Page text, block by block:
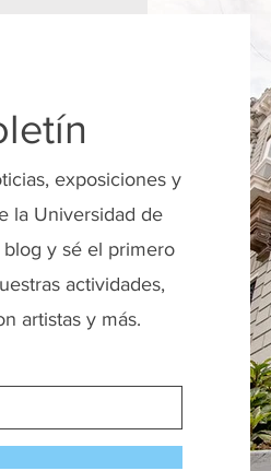
exposiciones y
la Universidad de
blog y sé el primero
actividades,
artistas y más.